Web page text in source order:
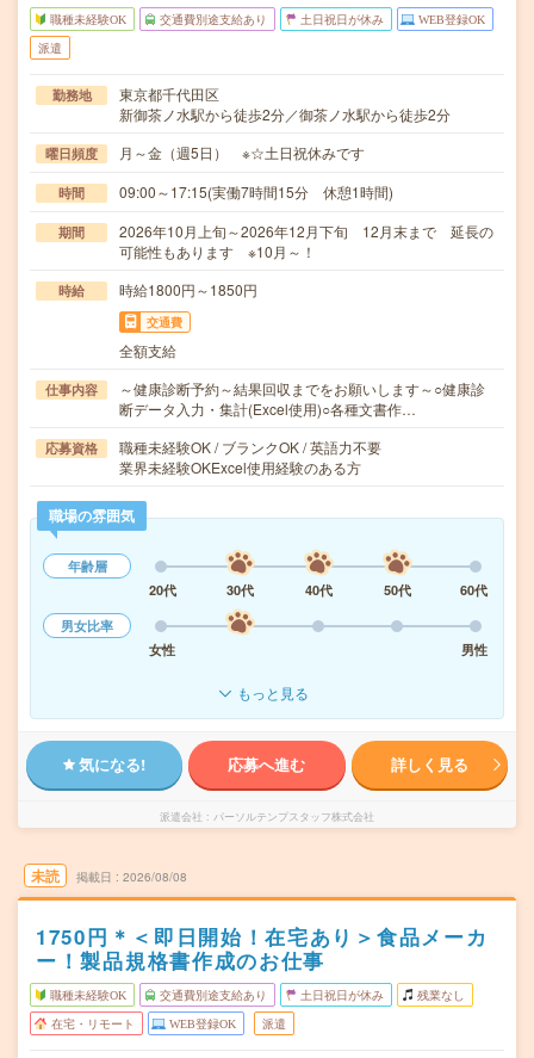
職種未経験OK 交通費別途支給あり 土日祝日が休み WEB登録OK
派遣
勤務地
東京都千代田区
新御茶ノ水駅から徒歩2分／御茶ノ水駅から徒歩2分
曜日頻度 月～金（週5日） ※☆土日祝休みです
時間 09:00～17:15(実働7時間15分 休憩1時間)
期間
2026年10月上旬～2026年12月下旬 12月末まで 延長の
可能性もあります ※10月～！
時給 時給1800円～1850円
交通費
全額支給
仕事内容
～健康診断予約～結果回収までをお願いします～○健康診
断データ入力・集計(Excel使用)○各種文書作…
応募資格
職種未経験OK / ブランクOK / 英語力不要
業界未経験OKExcel使用経験のある方
職場の雰囲気
年齢層
20代
30代 40代 50代
60代
男女比率
女性
男性
もっと見る
気になる! 応募へ進む 詳しく見る
派遣会社 パーソルテンプスタッフ株式会社
未読 掲載日 2026/08/08
1750円＊＜即日開始！在宅あり＞食品メーカ
ー！製品規格書作成のお仕事
職種未経験OK 交通費別途支給あり 土日祝日が休み 残業なし
在宅・リモート WEB登録OK 派遣